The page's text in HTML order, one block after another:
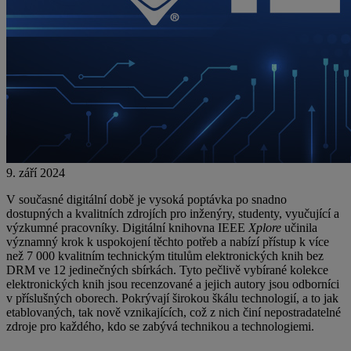
9. září 2024
V současné digitální době je vysoká poptávka po snadno
dostupných a kvalitních zdrojích pro inženýry, studenty, vyučující a
výzkumné pracovníky. Digitální knihovna IEEEXplore učinila
významný krok k uspokojení těchto potřeb a nabízí přístup k více
než 7 000 kvalitním technickým titulům elektronických knih bez
DRM ve 12 jedinečných sbírkách. Tyto pečlivě vybírané kolekce
elektronických knih jsou recenzované a jejich autory jsou odborníci
v příslušných oborech. Pokrývají širokou škálu technologií, a to jak
etablovaných, tak nově vznikajících, což z nich činí nepostradatelné
zdroje pro každého, kdo se zabývá technikou a technologiemi.